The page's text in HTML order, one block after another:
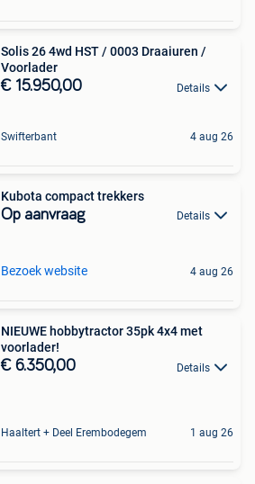
Solis 26 4wd HST / 0003 Draaiuren /
Voorlader
€ 15.950,00 Details
Swifterbant 4 aug 26
Kubota compact trekkers
Op aanvraag Details
Bezoek website 4 aug 26
NIEUWE hobbytractor 35pk 4x4 met
voorlader!
€ 6.350,00 Details
Haaltert + Deel Erembodegem 1 aug 26